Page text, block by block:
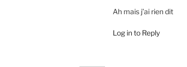
Ah mais j’ai rien dit
Log in to Reply